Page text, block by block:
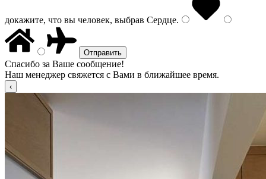
докажите, что вы человек, выбрав Сердце.
Спасибо за Ваше сообщение!
Наш менеджер свяжется с Вами в ближайшее время.